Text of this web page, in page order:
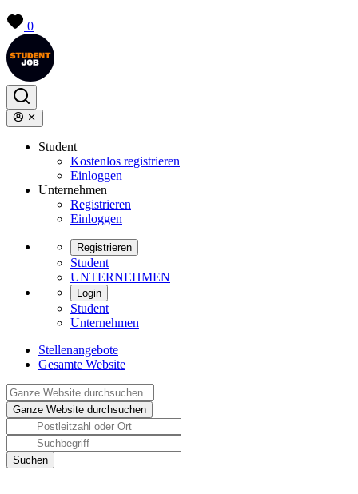
0
Student
Kostenlos registrieren
Einloggen
Unternehmen
Registrieren
Einloggen
Registrieren
Student
UNTERNEHMEN
Login
Student
Unternehmen
Stellenangebote
Gesamte Website